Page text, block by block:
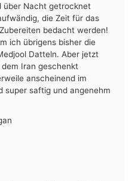
über Nacht getrocknet
die Zeit für das
bedacht werden!
ich übrigens bisher die
Datteln. Aber jetzt
Iran geschenkt
anscheinend im
super saftig und angenehm